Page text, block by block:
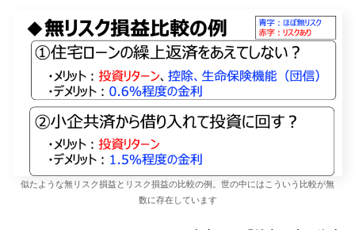
似たような無リスク損益とリスク損益の比較の例。世の中にはこういう比較が無
数に存在しています